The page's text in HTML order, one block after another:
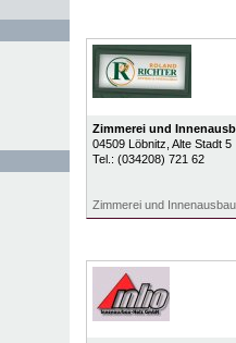
Zimmerei und
04509 Löbnitz , Alte Stadt 5
Tel.: (034208) 721 62
Zimmerei und Innenausbau